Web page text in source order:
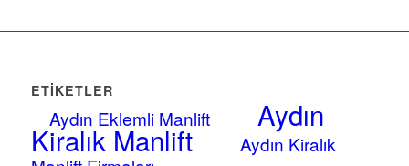
ETIKETLER
Aydın Eklemli Manlift Aydın
Kiralık Manlift
Aydın Kiralık